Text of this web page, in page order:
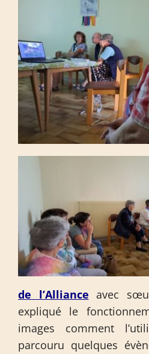
de l’Alliance avec
expliqué le
images comment
parcouru quelques